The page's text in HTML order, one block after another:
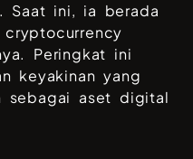
Saat ini, ia berada
Peringkat ini
keyakinan yang
sebagai aset digital